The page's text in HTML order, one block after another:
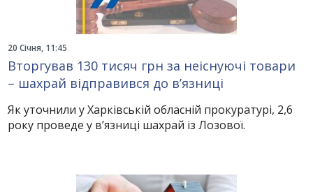
20 Січня, 11:45
Вторгував 130 тисяч грн за неіснуючі товари
– шахрай відправився до в’язниці
Як уточнили у Харківській обласній прокуратурі, 2,6
року проведе у в’язниці шахрай із Лозової.